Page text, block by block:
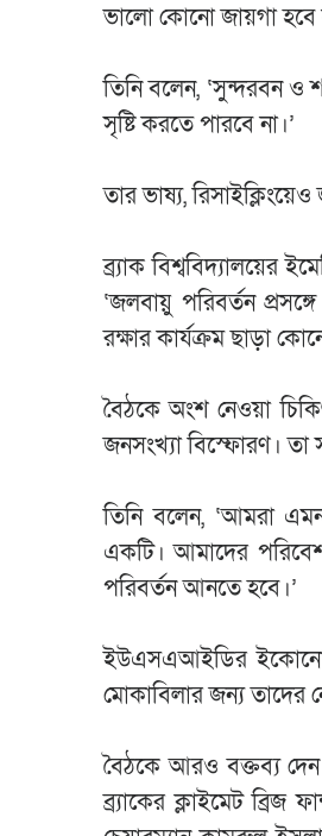
ভালো কোনো জায়গা হবে
তিনি বলেন, ‘সুন্দরবন ও
সৃষ্টি করতে পারবে না।’
তার ভাষ্য,
ব্র্যাক বিশ্ববিদ্যালয়ের
‘জলবায়ু পরিবর্তন
রক্ষার কার্যক্রম ছাড়া
বৈঠকে অংশ নেওয়া
জনসংখ্যা বিস্ফোরণ। তা
তিনি বলেন, ‘আমরা
একটি। আমাদের
পরিবর্তন আনতে হবে।’
ইউএসএআইডির
মোকাবিলার জন্য তাদের
বৈঠকে আরও বক্তব্য দেন
ব্র্যাকের ক্লাইমেট ব্রিজ